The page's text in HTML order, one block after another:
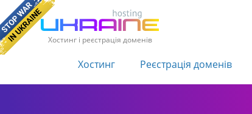
Хостинг і реєстрація доменів
Хостинг Реєстрація доменів